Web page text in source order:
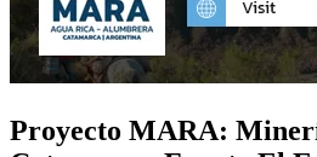
Proyecto MARA: